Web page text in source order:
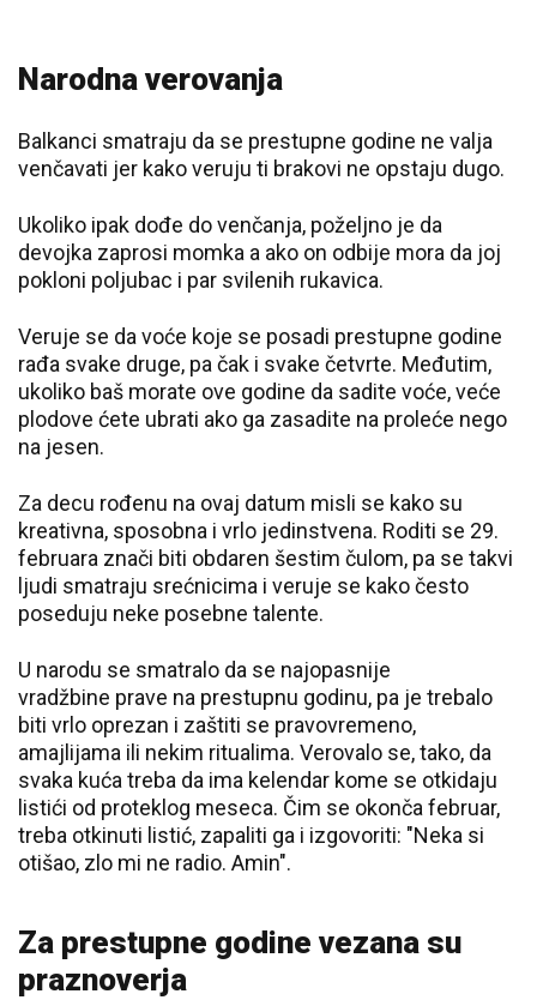
Narodna verovanja
Balkanci smatraju da se prestupne godine ne valja
venčavati jer kako veruju ti brakovi ne opstaju dugo.
Ukoliko ipak dođe do venčanja, poželjno je da
devojka zaprosi momka a ako on odbije mora da joj
pokloni poljubac i par svilenih rukavica.
Veruje se da voće koje se posadi prestupne godine
rađa svake druge, pa čak i svake četvrte. Međutim,
ukoliko baš morate ove godine da sadite voće, veće
plodove ćete ubrati ako ga zasadite na proleće nego
na jesen.
Za decu rođenu na ovaj datum misli se kako su
kreativna, sposobna i vrlo jedinstvena. Roditi se 29.
februara znači biti obdaren šestim čulom, pa se takvi
ljudi smatraju srećnicima i veruje se kako često
poseduju neke posebne talente.
U narodu se smatralo da se najopasnije
vradžbine prave na prestupnu godinu, pa je trebalo
biti vrlo oprezan i zaštiti se pravovremeno,
amajlijama ili nekim ritualima. Verovalo se, tako, da
svaka kuća treba da ima kelendar kome se otkidaju
listići od proteklog meseca. Čim se okonča februar,
treba otkinuti listić, zapaliti ga i izgovoriti: "Neka si
otišao, zlo mi ne radio. Amin".
Za prestupne godine vezana su
praznoverja